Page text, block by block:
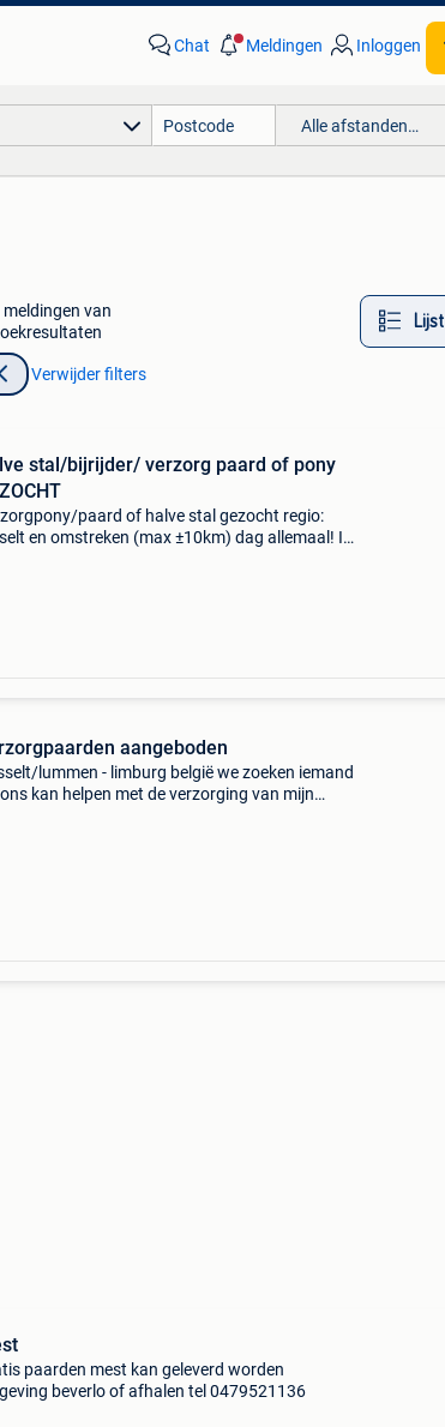
Chat Meldingen Inloggen
Alle afstanden…
van
Lijst
Verwijder filters
stal/bijrijder/ verzorg paard of pony
paard of halve stal gezocht regio:
en omstreken (max ±10km) dag allemaal! Ik
aangeboden
lummen - limburg belgië we zoeken iemand
kan helpen met de verzorging van mijn
paarden mest kan geleverd worden
beverlo of afhalen tel 0479521136